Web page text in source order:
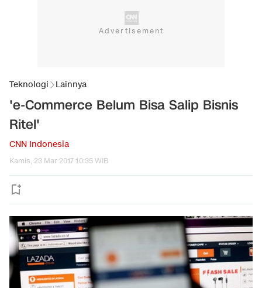
Teknologi Lainnya
'e-Commerce Belum Bisa Salip Bisnis
Ritel'
CNN Indonesia
Kamis, 23 Mar 2017 10:35 WIB